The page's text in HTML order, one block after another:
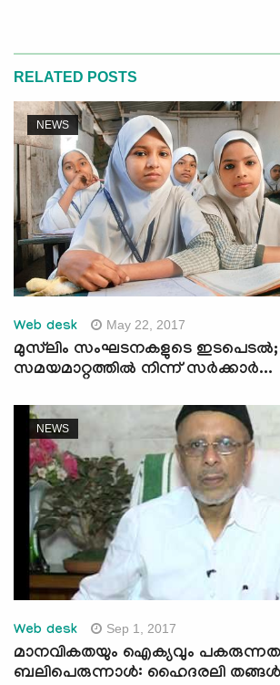
RELATED POSTS
NEWS
Web desk May 22, 2017
മുസ്‌ലിം സംഘടനകളുടെ ഇടപെടല്‍;
സമയമാറ്റത്തില്‍ നിന്ന് സര്‍ക്കാര്‍...
NEWS
Web desk Sep 1, 2017
മാനവികതയും ഐക്യവും
ബലിപെരുന്നാള്‍: ഹൈദരലി തങ്ങള്‍